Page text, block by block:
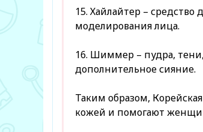
15. Хайлайтер –
моделирования лица.
16. Шиммер – пудра,
дополнительное сияние.
Таким образом,
кожей и помогают